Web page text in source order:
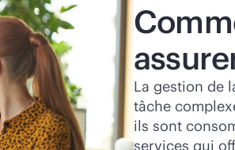
La gestion de
tâche
ils sont
services qui